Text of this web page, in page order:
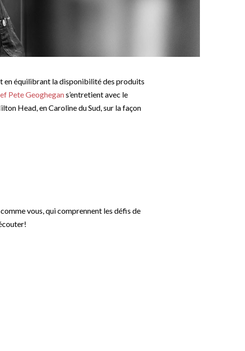
en équilibrant la disponibilité des produits
Pete Geoghegans’entretient avec le
Head, en Caroline du Sud, sur la façon
vous, qui comprennent les défis de